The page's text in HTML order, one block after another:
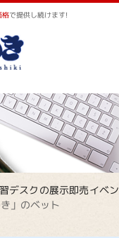
格で提供し続けます!
デスクの展示即売イベン
き」のベット